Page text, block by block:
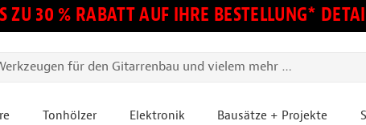
ZU 30 % RABATT AUF IHRE BESTELLUNG*
Tonhölzer Elektronik Bausätze + Projekte